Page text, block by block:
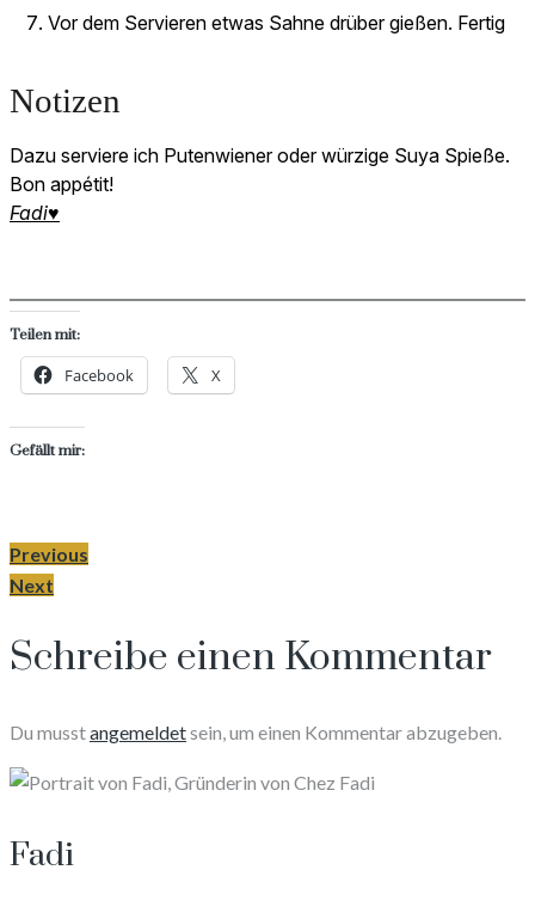
Vor dem Servieren etwas Sahne drüber gießen. Fertig
Notizen
Dazu serviere ich Putenwiener oder würzige Suya Spieße.
Bon appétit!
Fadi♥
Teilen mit:
Facebook X
Gefällt mir:
Previous
Next
Schreibe einen Kommentar
Du musstangemeldetsein, um einen Kommentar abzugeben.
Fadi